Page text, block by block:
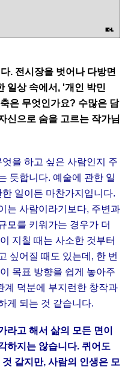
. 전시장을 벗어나 다방면
일상 속에서, '개인 박민
은 무엇인가요? 수많은 담
신으로 숨을 고르는 작가님
을 하고 싶은 사람인지 주
듯합니다. 예술에 관한 일
일이든 마찬가지입니다.
는 사람이라기보다, 주변과
모를 키워가는 경우가 더
지칠 때는 사소한 것부터
싶어질 때도 있는데, 한 번
목표 방향을 쉽게 놓아주
계 덕분에 부지런한 창작과
게 되는 것 같습니다.
라고 해서 삶의 모든 면이
하지는 않습니다. 퀴어도
같지만, 사람의 인생은 모